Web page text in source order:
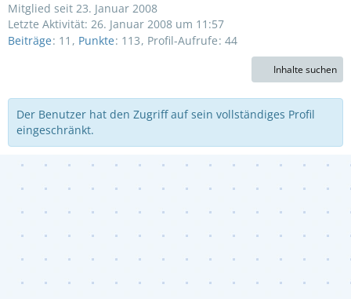
Mitglied seit 23. Januar 2008
Letzte Aktivität: 26. Januar 2008 um 11:57
Beiträge 11 Punkte 113 Profil-Aufrufe 44
Inhalte suchen
Der Benutzer hat den Zugriff auf sein vollständiges Profil
eingeschränkt.